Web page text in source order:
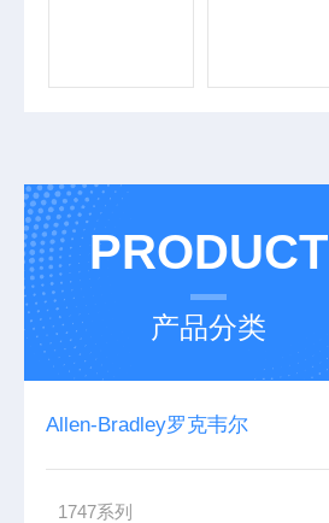
PRODUCT
产品分类
Allen-Bradley罗克韦尔
1747系列